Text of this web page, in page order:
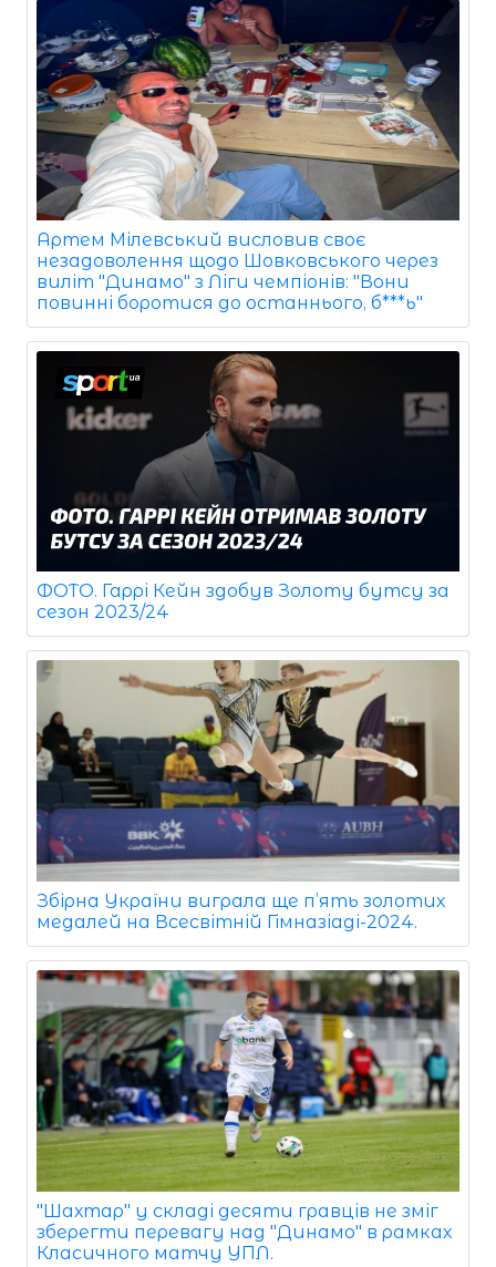
Артем Мілевський висловив своє
незадоволення щодо Шовковського через
виліт "Динамо" з Ліги чемпіонів: "Вони
повинні боротися до останнього, б***ь"
ФОТО. Гаррі Кейн здобув Золоту бутсу за
сезон 2023/24
Збірна України виграла ще п’ять золотих
медалей на Всесвітній Гімназіаді-2024.
"Шахтар" у складі десяти гравців не зміг
зберегти перевагу над "Динамо" в рамках
Класичного матчу УПЛ.